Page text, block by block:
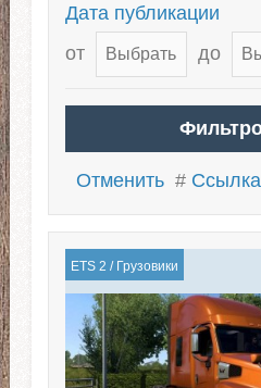
Дата публикации
от
до
Отменить # Ссылка
ETS 2 / Грузовики